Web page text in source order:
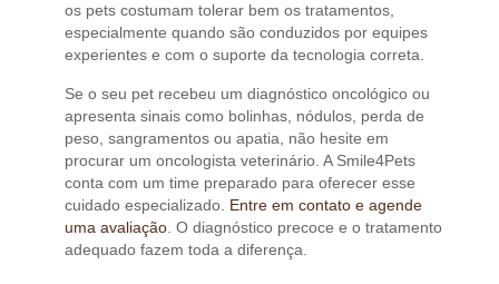
os pets costumam tolerar bem os tratamentos,
especialmente quando são conduzidos por equipes
experientes e com o suporte da tecnologia correta.
Se o seu pet recebeu um diagnóstico oncológico ou
apresenta sinais como bolinhas, nódulos, perda de
peso, sangramentos ou apatia, não hesite em
procurar um oncologista veterinário. A Smile4Pets
conta com um time preparado para oferecer esse
cuidado especializado. Entre em contato e agende
uma avaliação . O diagnóstico precoce e o tratamento
adequado fazem toda a diferença.